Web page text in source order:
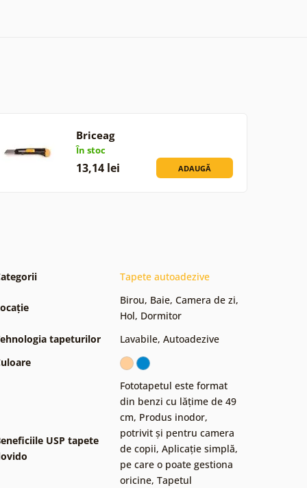
Briceag
În stoc
13,14 lei ADAUGĂ
Tapete autoadezive
Birou, Baie, Camera de zi,
Hol, Dormitor
tapeturilor
Lavabile, Autoadezive
USP tapete
Fototapetul este format
din benzi cu lățime de 49
cm, Produs inodor,
potrivit și pentru camera
de copii, Aplicație simplă,
pe care o poate gestiona
oricine, Tapetul